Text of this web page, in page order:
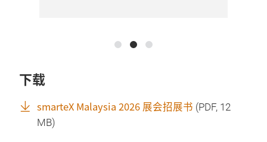
下载
smarteX Malaysia 2026 展会招展书 (PDF, 12
MB)